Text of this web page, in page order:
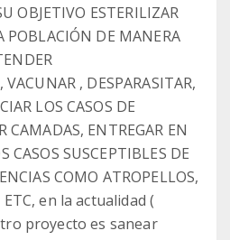
OBJETIVO ESTERILIZAR
POBLACIÓN DE MANERA
, DESPARASITAR,
LOS CASOS DE
CAMADAS, ENTREGAR EN
CASOS SUSCEPTIBLES DE
COMO ATROPELLOS,
en la actualidad (
proyecto es sanear